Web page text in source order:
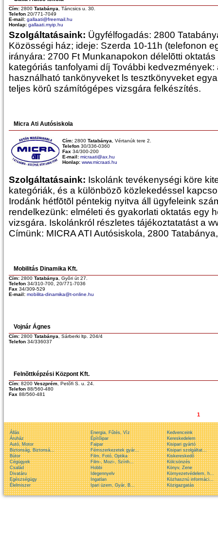
Cím: 2800 Tatabánya , Táncsics u. 30.
Telefon 20/771-7049
E-mail: gallaati@freemail.hu
Honlap: gallaati.myip.hu
Szolgáltatásaink: Ügyfélfogadás: 2800
Közösségi ház; ideje: Szerda 10-11h (telefonon
irányára: 2700 Ft Munkanapokon délelõtti
kategóriás tanfolyami díj További
használható tankönyveket ls tesztkönyveket
teljes körû számítógépes vizsgára felkészítés.
Micra Ati Autósiskola
Cím: 2800 Tatabánya , Vértanúk tere 2.
Telefon 30/336-0360
Fax 34/300-200
E-mail: micraati@ax.hu
Honlap: www.micraati.hu
Szolgáltatásaink: Iskolánk tevékenységi köre
kategóriák, és a különbözõ közlekedéssel
Irodánk hétfõtõl péntekig nyitva áll ügyfeleink
rendelkezünk: elméleti és gyakorlati oktatás egy
vizsgára. Iskolánkról részletes tájékoztatatást a
Címünk: MICRA ATI Autósiskola, 2800
Mobilitás Dinamika Kft.
Cím: 2800 Tatabánya , Gyõri út 27.
Telefon 34/310-700, 20/771-7036
Fax 34/309-529
E-mail: mobilita-dinamika@t-online.hu
Vojnár Ágnes
Cím: 2800 Tatabánya , Sárberki ltp. 204/4
Telefon 34/336037
Felnõttképzési Központ Kft.
Cím: 8200 Veszprém , Petõfi S. u. 24.
Telefon 88/560-480
Fax 88/560-481
1
Állás Energia, Fűtés, Víz
Kedvenceink
Áruház
Építõipar
Kereskedelem
Autó, Motor
Faipar
Kisipari gyártó
Biztonság, Biztonsá...
Fémszerkezetek gyár...
Kisipari szolgáltat...
Bútor
Film, Fotó, Optika
Kiskereskedõ
Cégügyek
Film-, Mozi-, Szính...
Kölcsönzés
Család
Hobbi
Könyv, Zene
Divatáru
Idegennyelv
Környezetvédelem, h...
Egészségügy
Ingatlan
Közhasznú informáci...
Élelmiszer
Ipari üzem, Gyár, B... Közigazgatás